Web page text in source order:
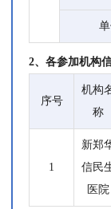
2、各参加机构
序号
机构
称
1
新郑
信民
医院